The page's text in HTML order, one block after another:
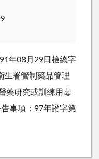
年08月29日檢總字
生署管制藥品管理
藥研究或訓練用毒
事項：97年證字第